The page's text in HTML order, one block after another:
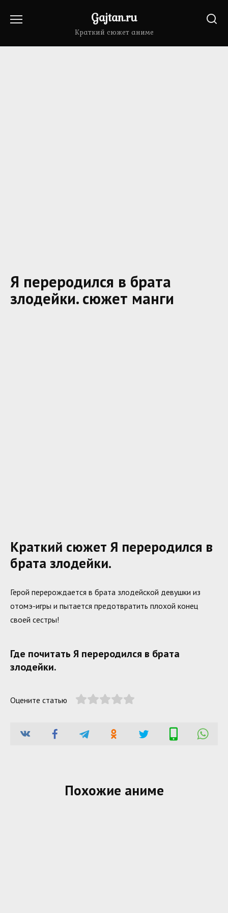
Gajtan.ru
Краткий сюжет аниме
Я переродился в брата
злодейки. сюжет манги
Краткий сюжет Я переродился в
брата злодейки.
Герой перерождается в брата злодейской девушки из
отомэ-игры и пытается предотвратить плохой конец
своей сестры!
Где почитать Я переродился в брата
злодейки.
Оцените статью
Похожие аниме